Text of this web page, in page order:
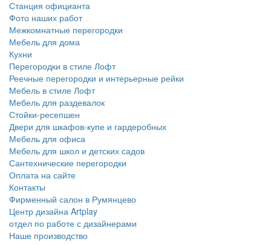
Станция официанта
Фото наших работ
Межкомнатные перегородки
Мебель для дома
Кухни
Перегородки в стиле Лофт
Реечные перегородки и интерьерные рейки
Мебель в стиле Лофт
Мебель для раздевалок
Стойки-ресепшен
Двери для шкафов-купе и гардеробных
Мебель для офиса
Мебель для школ и детских садов
Сантехнические перегородки
Оплата на сайте
Контакты
Фирменный салон в Румянцево
Центр дизайна Artplay
отдел по работе с дизайнерами
Наше производство